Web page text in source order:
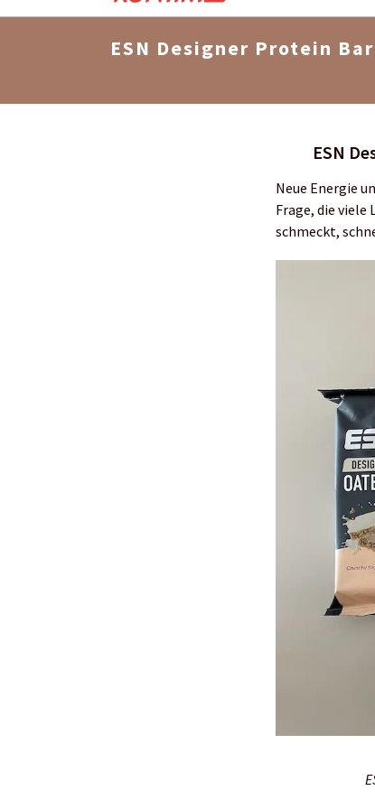
ESN Designer Protein
ESN
Neue Energie
Frage, die viele
schmeckt,